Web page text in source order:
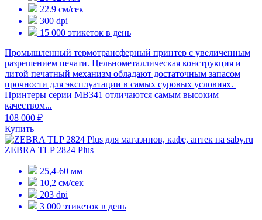
22.9 см/сек
300 dpi
15 000 этикеток в день
Промышленный термотрансферный принтер с увеличенным
разрешением печати. Цельнометаллическая конструкция и
литой печатный механизм обладают достаточным запасом
прочности для эксплуатации в самых суровых условиях.
Принтеры серии MB341 отличаются самым высоким
качеством...
108 000 ₽
Купить
ZEBRA TLP 2824 Plus
25,4-60 мм
10,2 см/сек
203 dpi
3 000 этикеток в день